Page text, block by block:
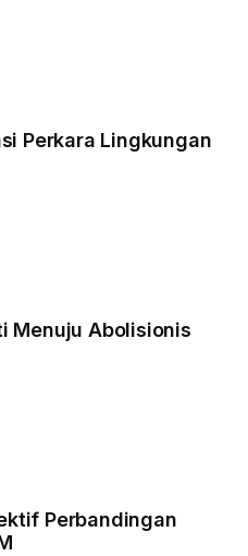
Perkara Lingkungan
Menuju Abolisionis